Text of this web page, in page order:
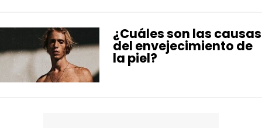
¿Cuáles son las causas
del envejecimiento de
la piel?